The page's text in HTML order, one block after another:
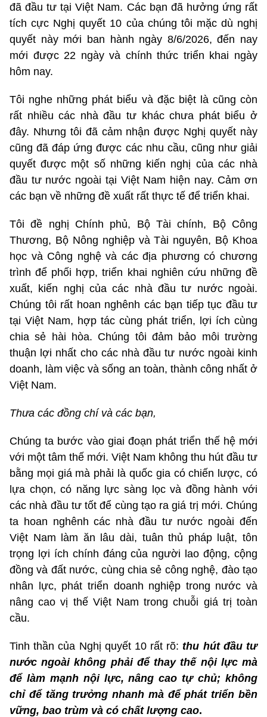
đã đầu tư tại Việt Nam. Các bạn đã hưởng ứng rất
tích cực Nghị quyết 10 của chúng tôi mặc dù nghị
quyết này mới ban hành ngày 8/6/2026, đến nay
mới được 22 ngày và chính thức triển khai ngày
hôm nay.
Tôi nghe những phát biểu và đặc biệt là cũng còn
rất nhiều các nhà đầu tư khác chưa phát biểu ở
đây. Nhưng tôi đã cảm nhận được Nghị quyết này
cũng đã đáp ứng được các nhu cầu, cũng như giải
quyết được một số những kiến nghị của các nhà
đầu tư nước ngoài tại Việt Nam hiện nay. Cảm ơn
các bạn về những đề xuất rất thực tế để triển khai.
Tôi đề nghị Chính phủ, Bộ Tài chính, Bộ Công
Thương, Bộ Nông nghiệp và Tài nguyên, Bộ Khoa
học và Công nghệ và các địa phương có chương
trình để phối hợp, triển khai nghiên cứu những đề
xuất, kiến nghị của các nhà đầu tư nước ngoài.
Chúng tôi rất hoan nghênh các bạn tiếp tục đầu tư
tại Việt Nam, hợp tác cùng phát triển, lợi ích cùng
chia sẻ hài hòa. Chúng tôi đảm bảo môi trường
thuận lợi nhất cho các nhà đầu tư nước ngoài kinh
doanh, làm việc và sống an toàn, thành công nhất ở
Việt Nam.
Thưa các đồng chí và các bạn,
Chúng ta bước vào giai đoạn phát triển thế hệ mới
với một tâm thế mới. Việt Nam không thu hút đầu tư
bằng mọi giá mà phải là quốc gia có chiến lược, có
lựa chọn, có năng lực sàng lọc và đồng hành với
các nhà đầu tư tốt để cùng tạo ra giá trị mới. Chúng
ta hoan nghênh các nhà đầu tư nước ngoài đến
Việt Nam làm ăn lâu dài, tuân thủ pháp luật, tôn
trọng lợi ích chính đáng của người lao động, cộng
đồng và đất nước, cùng chia sẻ công nghệ, đào tạo
nhân lực, phát triển doanh nghiệp trong nước và
nâng cao vị thế Việt Nam trong chuỗi giá trị toàn
cầu.
Tinh thần của Nghị quyết 10 rất rõ:thu hút đầu tư
nước ngoài không phải để thay thế nội lực mà
để làm mạnh nội lực, nâng cao tự chủ; không
chỉ để tăng trưởng nhanh mà để phát triển bền
vững, bao trùm và có chất lượng cao.